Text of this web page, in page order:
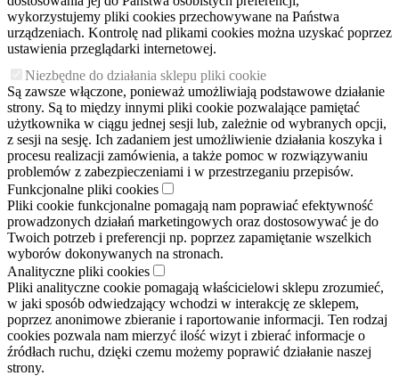
wykorzystujemy pliki cookies przechowywane na Państwa
urządzeniach. Kontrolę nad plikami cookies można uzyskać poprzez
ustawienia przeglądarki internetowej.
Niezbędne do działania sklepu pliki cookie
Są zawsze włączone, ponieważ umożliwiają podstawowe działanie
strony. Są to między innymi pliki cookie pozwalające pamiętać
użytkownika w ciągu jednej sesji lub, zależnie od wybranych opcji,
z sesji na sesję. Ich zadaniem jest umożliwienie działania koszyka i
procesu realizacji zamówienia, a także pomoc w rozwiązywaniu
problemów z zabezpieczeniami i w przestrzeganiu przepisów.
Funkcjonalne pliki cookies
Pliki cookie funkcjonalne pomagają nam poprawiać efektywność
prowadzonych działań marketingowych oraz dostosowywać je do
Twoich potrzeb i preferencji np. poprzez zapamiętanie wszelkich
wyborów dokonywanych na stronach.
Analityczne pliki cookies
Pliki analityczne cookie pomagają właścicielowi sklepu zrozumieć,
w jaki sposób odwiedzający wchodzi w interakcję ze sklepem,
poprzez anonimowe zbieranie i raportowanie informacji. Ten rodzaj
cookies pozwala nam mierzyć ilość wizyt i zbierać informacje o
źródłach ruchu, dzięki czemu możemy poprawić działanie naszej
strony.